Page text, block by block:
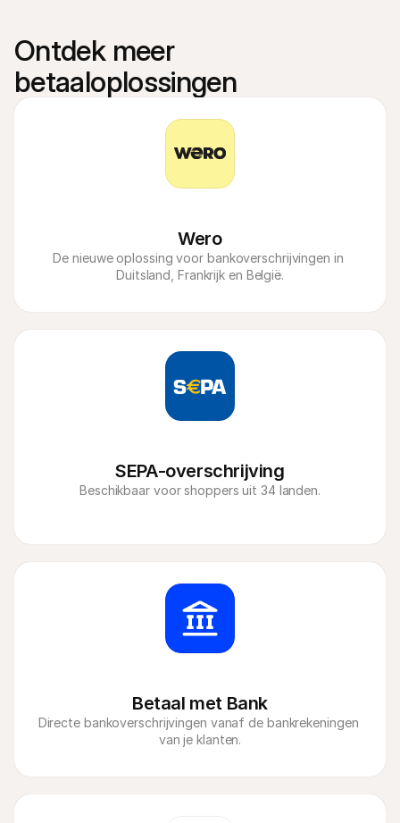
Ontdek meer
betaaloplossingen
Wero
De nieuwe oplossing voor bankoverschrijvingen in
Duitsland, Frankrijk en België.
SEPA-overschrijving
Beschikbaar voor shoppers uit 34 landen.
Betaal met Bank
Directe bankoverschrijvingen vanaf de bankrekeningen